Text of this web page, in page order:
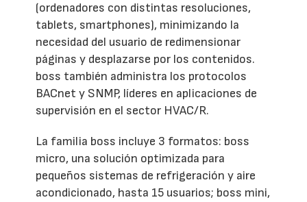
(ordenadores con distintas resoluciones,
tablets, smartphones), minimizando la
necesidad del usuario de redimensionar
páginas y desplazarse por los contenidos.
boss también administra los protocolos
BACnet y SNMP, líderes en aplicaciones de
supervisión en el sector HVAC/R.
La familia boss incluye 3 formatos: boss
micro, una solución optimizada para
pequeños sistemas de refrigeración y aire
acondicionado, hasta 15 usuarios; boss mini,